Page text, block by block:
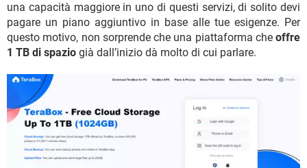
una capacità maggiore in uno di questi servizi, di solito devi
pagare un piano aggiuntivo in base alle tue esigenze. Per
questo motivo, non sorprende che una piattaforma che offre
1 TB di spazio già dall’inizio dà molto di cui parlare.